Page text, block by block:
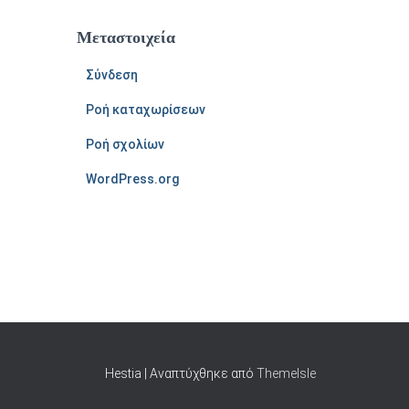
Μεταστοιχεία
Σύνδεση
Ροή καταχωρίσεων
Ροή σχολίων
WordPress.org
Hestia | Αναπτύχθηκε από ThemeIsle